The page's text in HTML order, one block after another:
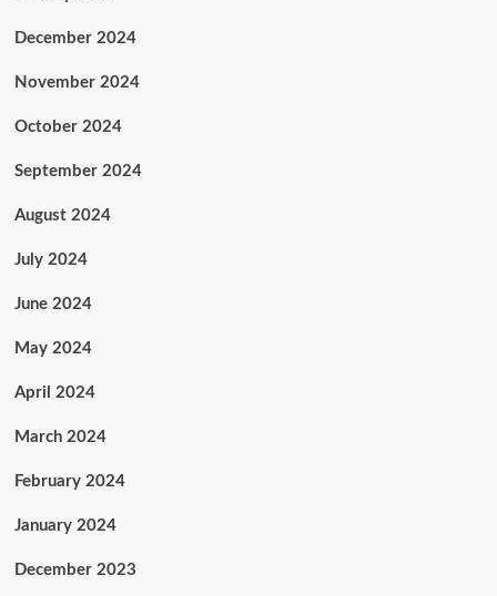
December 2024
November 2024
October 2024
September 2024
August 2024
July 2024
June 2024
May 2024
April 2024
March 2024
February 2024
January 2024
December 2023